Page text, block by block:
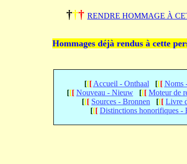
††† RENDRE HOMMAGE À
Hommages déjà rendus à cette
[[[ Accueil - Onthaal [[[ Noms
[[[ Nouveau - Nieuw [[[ Moteur de
[[[ Sources - Bronnen [[[ Livre
[[[ Distinctions honorifiques -